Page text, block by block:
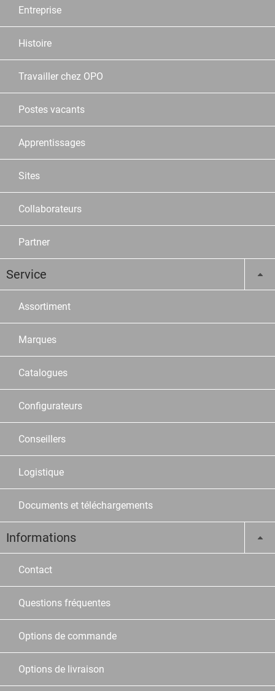
Entreprise
Histoire
Travailler chez OPO
Postes vacants
Apprentissages
Sites
Collaborateurs
Partner
Service
Assortiment
Marques
Catalogues
Configurateurs
Conseillers
Logistique
Documents et téléchargements
Informations
Contact
Questions fréquentes
Options de commande
Options de livraison